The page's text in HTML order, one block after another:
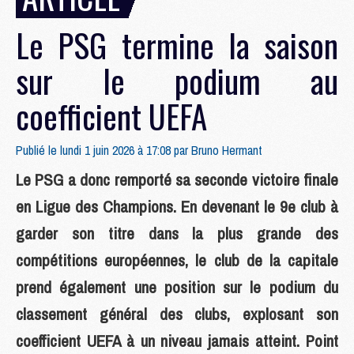
Le PSG termine la saison
sur le podium au
coefficient UEFA
Publié le lundi 1 juin 2026 à 17:08 parBruno Hermant
Le PSG a donc remporté sa seconde victoire finale
en Ligue des Champions. En devenant le 9e club à
garder son titre dans la plus grande des
compétitions européennes, le club de la capitale
prend également une position sur le podium du
classement général des clubs, explosant son
coefficient UEFA à un niveau jamais atteint. Point